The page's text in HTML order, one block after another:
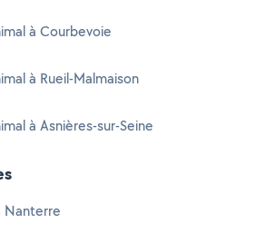
à Courbevoie
à Rueil-Malmaison
à Asnières-sur-Seine
Nanterre